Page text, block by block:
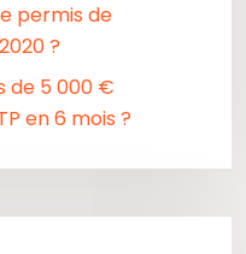
permis de
?
de 5 000 €
en 6 mois ?